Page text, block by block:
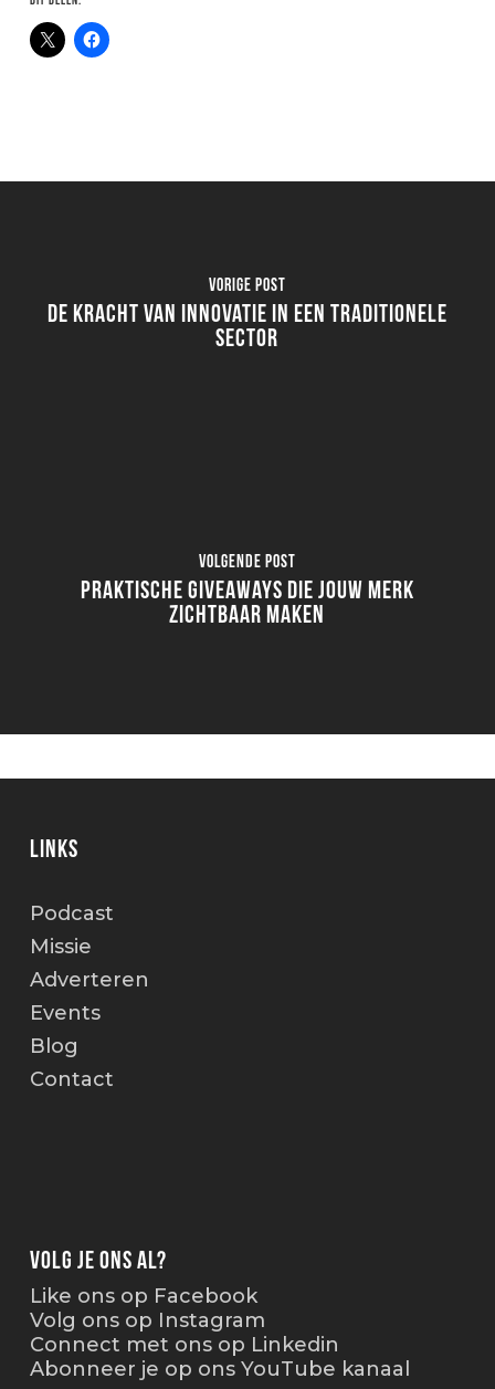
Vorige post
De kracht van innovatie in een traditionele
sector
Volgende Post
Praktische giveaways die jouw merk
zichtbaar maken
Links
Podcast
Missie
Adverteren
Events
Blog
Contact
Volg je ons al?
Like ons op Facebook
Volg ons op Instagram
Connect met ons op Linkedin
Abonneer je op ons YouTube kanaal